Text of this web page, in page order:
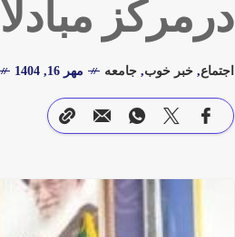
درمرکز
اجتماع, خبر خوب, جامعه مهر 16, 1404